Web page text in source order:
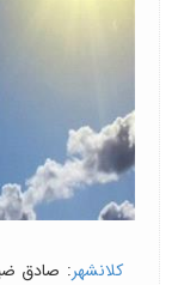
کلانشهر: صادق